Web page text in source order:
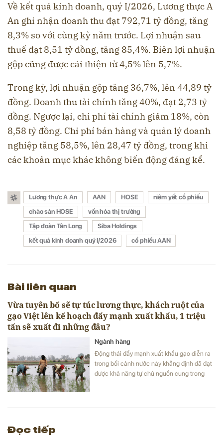
Về kết quả kinh doanh, quý I/2026, Lương thực A
An ghi nhận doanh thu đạt 792,71 tỷ đồng, tăng
8,3% so với cùng kỳ năm trước. Lợi nhuận sau
thuế đạt 8,51 tỷ đồng, tăng 85,4%. Biên lợi nhuận
gộp cũng được cải thiện từ 4,5% lên 5,7%.
Trong kỳ, lợi nhuận gộp tăng 36,7%, lên 44,89 tỷ
đồng. Doanh thu tài chính tăng 40%, đạt 2,73 tỷ
đồng. Ngược lại, chi phí tài chính giảm 18%, còn
8,58 tỷ đồng. Chi phí bán hàng và quản lý doanh
nghiệp tăng 58,5%, lên 28,47 tỷ đồng, trong khi
các khoản mục khác không biến động đáng kể.
Lương thực A An AAN HOSE
niêm yết cổ phiếu
chào sàn HOSE
vốn hóa thị trường
Tập đoàn Tân Long
Siba Holdings
kết quả kinh doanh quý I/2026
cổ phiếu AAN
Bài liên quan
Vừa tuyên bố sẽ tự túc lương thực, khách ruột của
gạo Việt lên kế hoạch đẩy mạnh xuất khẩu, 1 triệu
tấn sẽ xuất đi những đâu?
Ngành hàng
Động thái đẩy mạnh xuất khẩu gạo diễn ra
trong bối cảnh nước này khẳng định đã đạt
được khả năng tự chủ nguồn cung trong
Đọc tiếp